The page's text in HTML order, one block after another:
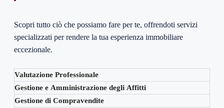
Scopri tutto ciò che possiamo fare per te, offrendoti servizi
specializzati per rendere la tua esperienza immobiliare
eccezionale.
Valutazione Professionale
Gestione e Amministrazione degli Affitti
Gestione di Compravendite